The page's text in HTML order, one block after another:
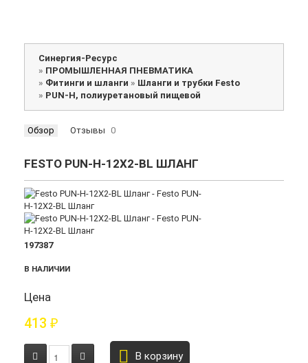
Синергия-Ресурс
» ПРОМЫШЛЕННАЯ ПНЕВМАТИКА
» Фитинги и шланги » Шланги и трубки Festo
» PUN-H, полиуретановый пищевой
Обзор Отзывы 0
FESTO PUN-H-12X2-BL ШЛАНГ
197387
В НАЛИЧИИ
Цена
413 ₽
В корзину